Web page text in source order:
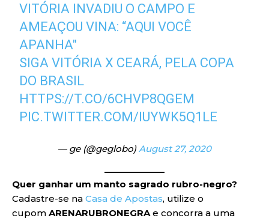
VITÓRIA INVADIU O CAMPO E
AMEAÇOU VINA: “AQUI VOCÊ
APANHA"
SIGA VITÓRIA X CEARÁ, PELA COPA
DO BRASIL
HTTPS://T.CO/6CHVP8QGEM
PIC.TWITTER.COM/IUYWK5Q1LE
— ge (@geglobo) August 27, 2020
Quer ganhar um manto sagrado rubro-negro?
Cadastre-se na Casa de Apostas, utilize o
cupom ARENARUBRONEGRAe concorra a uma